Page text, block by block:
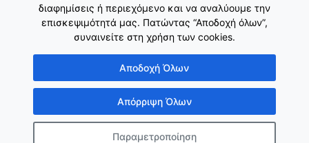
Εθνικό Δίκτυο ΚΑΠ
Copyright © Γενική Γραμματεία Ενωσιακών Πόρων & Υποδομών
διαφημίσεις ή περιεχόμενο και να αναλύουμε την
επισκεψιμότητά μας. Πατώντας “Αποδοχή όλων”,
συναινείτε στη χρήση των cookies.
Αποδοχή Όλων
Απόρριψη Όλων
Παραμετροποίηση